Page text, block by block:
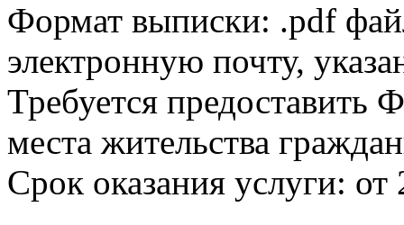
Формат выписки: .pdf
электронную почту,
Требуется
места жительства
Срок оказания услуги: от